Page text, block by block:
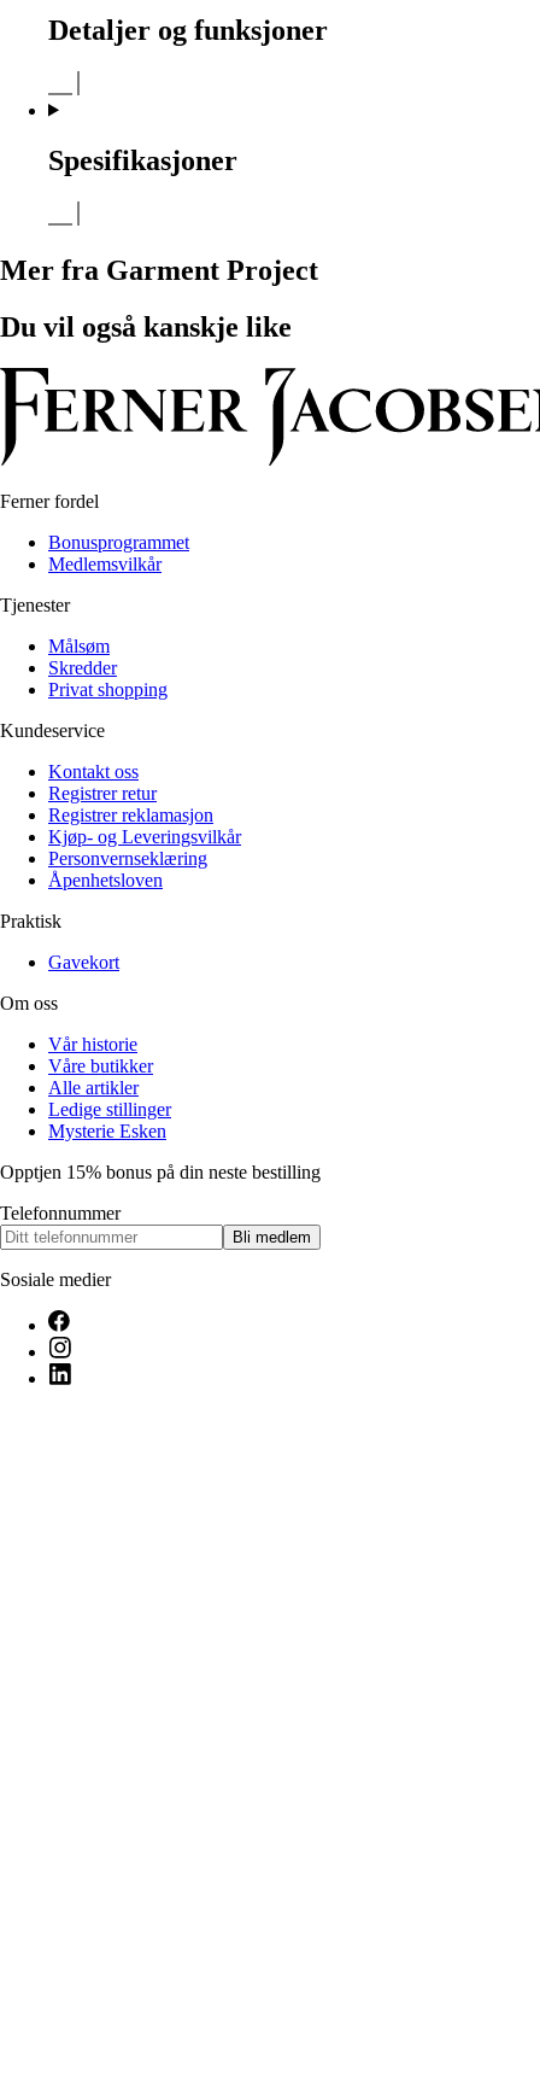
Detaljer og funksjoner
Spesifikasjoner
Mer fra Garment Project
Du vil også kanskje like
Ferner fordel
Bonusprogrammet
Medlemsvilkår
Tjenester
Målsøm
Skredder
Privat shopping
Kundeservice
Kontakt oss
Registrer retur
Registrer reklamasjon
Kjøp- og Leveringsvilkår
Personvernseklæring
Åpenhetsloven
Praktisk
Gavekort
Om oss
Vår historie
Våre butikker
Alle artikler
Ledige stillinger
Mysterie Esken
Opptjen 15% bonus på din neste bestilling
Telefonnummer
Bli medlem
Sosiale medier